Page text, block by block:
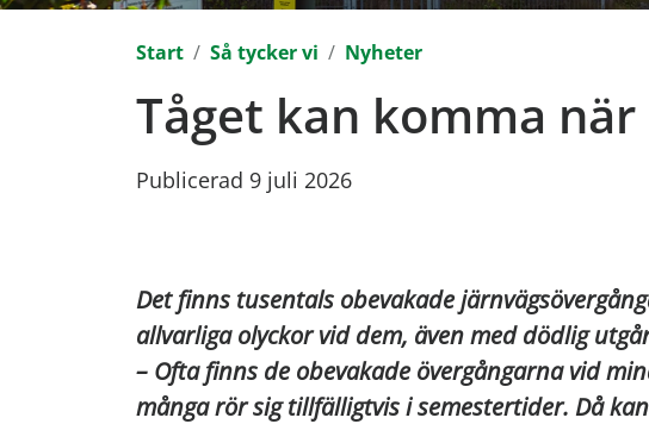
Start Så tycker vi Nyheter
Tåget kan komma
Publicerad 9 juli 2026
Det finns tusentals obevakade
allvarliga olyckor vid dem, även med dödlig
– Ofta finns de obevakade övergångarna vid
många rör sig tillfälligtvis i semestertider. Då